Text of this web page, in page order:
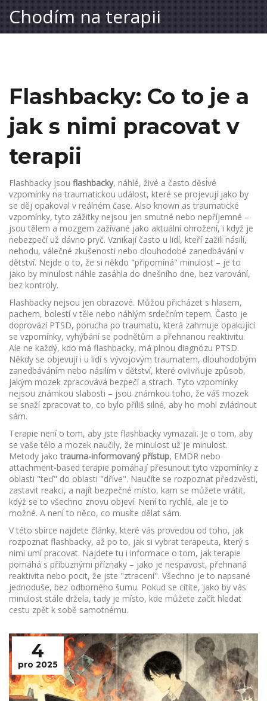
Chodím na terapii
Flashbacky: Co to je a
jak s nimi pracovat v
terapii
Flashbacky jsou flashbacky, náhlé, živé a často děsivé
vzpomínky na traumatickou událost, které se projevují jako by
se děj opakoval v reálném čase. Also known as traumatické
vzpomínky, tyto zážitky nejsou jen smutné nebo nepříjemné –
jsou tělem a mozgem zažívané jako aktuální ohrožení, i když je
nebezpečí už dávno pryč. Vznikají často u lidí, kteří zažili násilí,
nehodu, válečné zkušenosti nebo dlouhodobé zanedbávání v
dětství. Nejde o to, že si někdo "připomíná" minulost – je to
jako by minulost náhle zasáhla do dnešního dne, bez varování,
bez kontroly.
Flashbacky nejsou jen obrazové. Můžou přicházet s hlasem,
pachem, bolestí v těle nebo náhlým srdečním tepem. Často je
doprovází PTSD, porucha po traumatu, která zahrnuje opakující
se vzpomínky, vyhýbání se podnětům a přehnanou reaktivitu.
Ale ne každý, kdo má flashbacky, má plnou diagnózu PTSD.
Někdy se objevují i u lidí s vývojovým traumatem, dlouhodobým
zanedbáváním nebo násilím v dětství, které ovlivňuje způsob,
jakým mozek zpracovává bezpečí a strach. Tyto vzpomínky
nejsou známkou slabosti – jsou známkou toho, že váš mozek
se snaží zpracovat to, co bylo příliš silné, aby ho mohl zvládnout
sám.
Terapie není o tom, aby jste flashbacky vymazali. Je o tom, aby
se vaše tělo a mozek naučily, že minulost už je minulost.
Metody jakotrauma-informovaný přístup, EMDR nebo
attachment-based terapie pomáhají přesunout tyto vzpomínky z
oblasti "teď" do oblasti "dříve". Naučíte se rozpoznat předzvěsti,
zastavit reakci, a najít bezpečné místo, kam se můžete vrátit,
když se to všechno znovu objeví. Není to rychlé, ale je to
možné. A není to něco, co musíte dělat sám.
V této sbírce najdete články, které vás provedou od toho, jak
rozpoznat flashbacky, až po to, jak si vybrat terapeuta, který s
nimi umí pracovat. Najdete tu i informace o tom, jak terapie
pomáhá s příbuznými příznaky – jako je nespavost, přehnaná
reaktivita nebo pocit, že jste "ztracení". Všechno je to napsané
jednoduše, bez odborného šumu. Pokud se cítíte, jako by vás
minulost stále držela, tady je místo, kde můžete začít hledat
cestu zpět k sobě samotnému.
4
pro 2025